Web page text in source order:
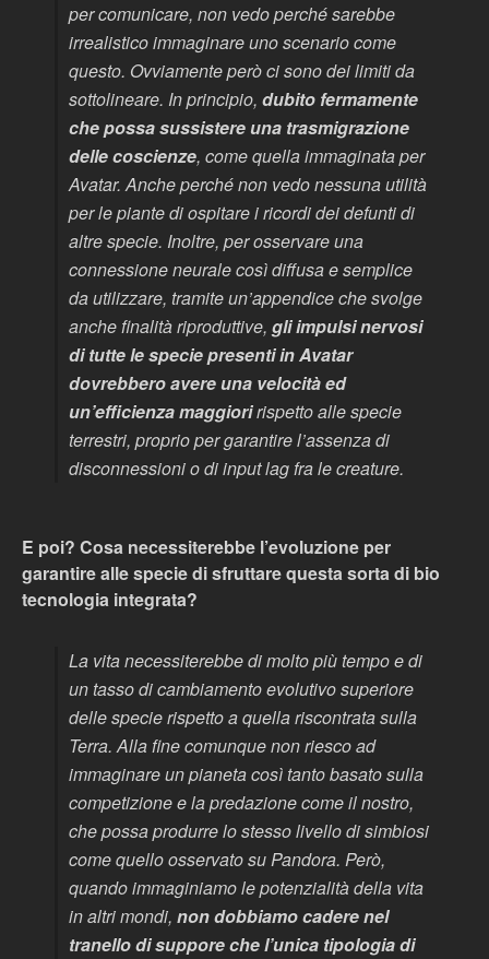
per comunicare, non vedo perché sarebbe
irrealistico immaginare uno scenario come
questo. Ovviamente però ci sono dei limiti da
sottolineare. In principio, dubito fermamente
che possa sussistere una trasmigrazione
delle coscienze, come quella immaginata per
Avatar. Anche perché non vedo nessuna utilità
per le piante di ospitare i ricordi dei defunti di
altre specie. Inoltre, per osservare una
connessione neurale così diffusa e semplice
da utilizzare, tramite un’appendice che svolge
anche finalità riproduttive, gli impulsi nervosi
di tutte le specie presenti in Avatar
dovrebbero avere una velocità ed
un’efficienza maggioririspetto alle specie
terrestri, proprio per garantire l’assenza di
disconnessioni o diinput lagfra le creature.
E poi? Cosa necessiterebbe l’evoluzione per
garantire alle specie di sfruttare questa sorta di bio
tecnologia integrata?
La vita necessiterebbe di molto più tempo e di
un tasso di cambiamento evolutivo superiore
delle specie rispetto a quella riscontrata sulla
Terra. Alla fine comunque non riesco ad
immaginare un pianeta così tanto basato sulla
competizione e la predazione come il nostro,
che possa produrre lo stesso livello di simbiosi
come quello osservato su Pandora. Però,
quando immaginiamo le potenzialità della vita
in altri mondi, non dobbiamo cadere nel
tranello di suppore che l’unica tipologia di